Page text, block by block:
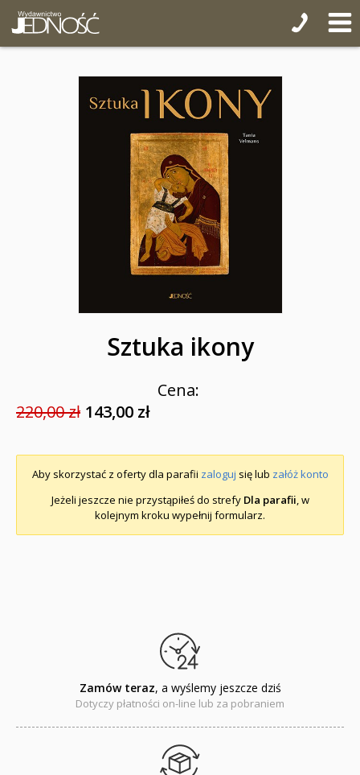
Sztuka ikony
Cena:
220,00 zł 143,00 zł
Aby skorzystać z oferty dla parafii zaloguj się lub załóż konto
Jeżeli jeszcze nie przystąpiłeś do strefy Dla parafii, w
kolejnym kroku wypełnij formularz.
Zamów teraz, a wyślemy jeszcze dziś
Dotyczy płatności on-line lub za pobraniem